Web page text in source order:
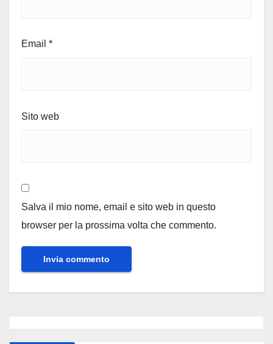
Email *
Sito web
Salva il mio nome, email e sito web in questo
browser per la prossima volta che commento.